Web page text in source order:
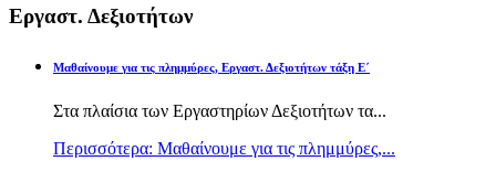
Εργαστ. Δεξιοτήτων
Μαθαίνουμε για τις πλημμύρες, Εργαστ. Δεξιοτήτων τάξη Ε΄
Στα πλαίσια των Εργαστηρίων Δεξιοτήτων τα...
Περισσότερα: Μαθαίνουμε για τις πλημμύρες,...